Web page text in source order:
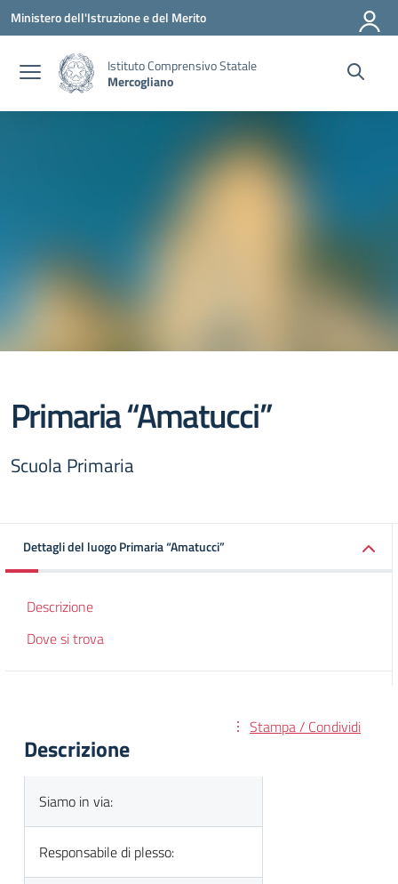
Vai ai contenuti
Vai al menu di navigazione
Vai al footer
Ministero dell'Istruzione e del Merito
Istituto Comprensivo Statale
Mercogliano
Primaria “Amatucci”
Scuola Primaria
Dettagli del luogo Primaria “Amatucci”
Descrizione
Dove si trova
Stampa / Condividi
Descrizione
Siamo in via:
Responsabile di plesso: